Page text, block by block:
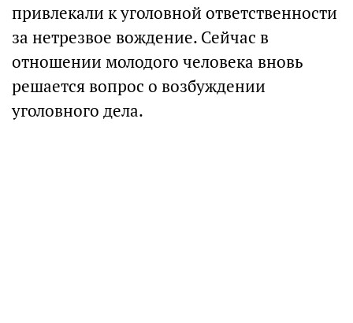
привлекали к уголовной ответственности
за нетрезвое вождение. Сейчас в
отношении молодого человека вновь
решается вопрос о возбуждении
уголовного дела.